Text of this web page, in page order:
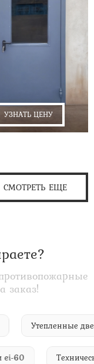
УЗНАТЬ ЦЕНУ
СМОТРЕТЬ ЕЩЕ
заказ!